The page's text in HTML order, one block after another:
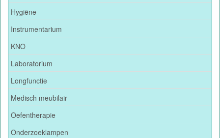
Hygiëne
Instrumentarium
KNO
Laboratorium
Longfunctie
Medisch meubilair
Oefentherapie
Onderzoeklampen